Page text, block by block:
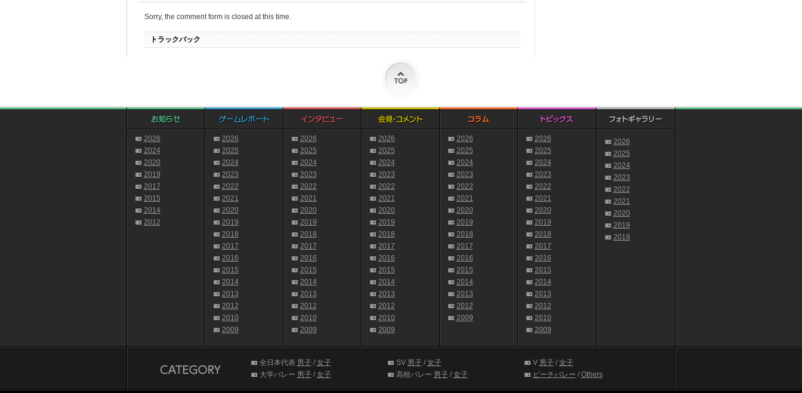
Sorry, the comment form is closed at this time.
トラックバック
2026
2024
2020
2019
2017
2015
2014
2012
2026
2025
2024
2023
2022
2021
2020
2019
2018
2017
2016
2015
2014
2013
2012
2010
2009
2026
2025
2024
2023
2022
2021
2020
2019
2018
2017
2016
2015
2014
2013
2012
2010
2009
2026
2025
2024
2023
2022
2021
2020
2019
2018
2017
2016
2015
2014
2013
2012
2010
2009
2026
2025
2024
2023
2022
2021
2020
2019
2018
2017
2016
2015
2014
2013
2012
2009
2026
2025
2024
2023
2022
2021
2020
2019
2018
2017
2016
2015
2014
2013
2012
2010
2009
2026
2025
2024
2023
2022
2021
2020
2019
2018
全日本代表 男子/ 女子 SV 男子/ 女子 V 男子/ 女子
大学バレー 男子/ 女子 高校バレー 男子/ 女子 ビーチバレー / Others